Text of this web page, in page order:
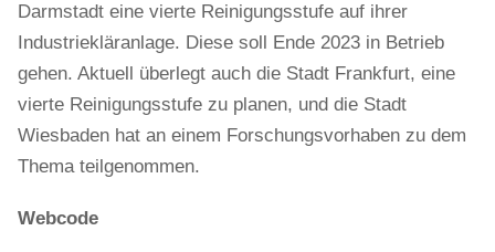
Darmstadt eine vierte Reinigungsstufe auf ihrer
Industriekläranlage. Diese soll Ende 2023 in Betrieb
gehen. Aktuell überlegt auch die Stadt Frankfurt, eine
vierte Reinigungsstufe zu planen, und die Stadt
Wiesbaden hat an einem Forschungsvorhaben zu dem
Thema teilgenommen.
Webcode